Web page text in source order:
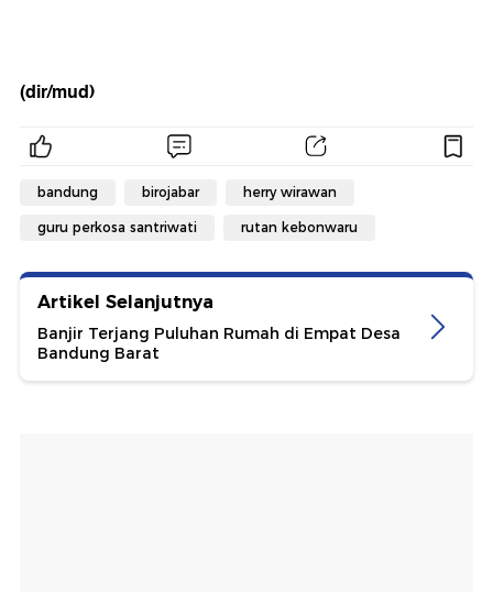
(dir/mud)
bandung birojabar herry wirawan
guru perkosa santriwati rutan kebonwaru
Artikel Selanjutnya
Banjir Terjang Puluhan Rumah di Empat Desa
Bandung Barat